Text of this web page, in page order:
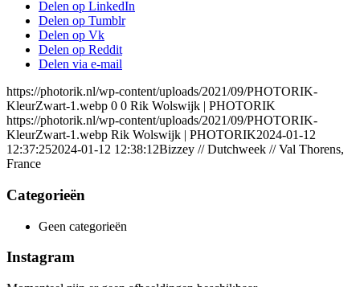
Delen op LinkedIn
Delen op Tumblr
Delen op Vk
Delen op Reddit
Delen via e-mail
https://photorik.nl/wp-content/uploads/2021/09/PHOTORIK-
KleurZwart-1.webp 0 0 Rik Wolswijk | PHOTORIK
https://photorik.nl/wp-content/uploads/2021/09/PHOTORIK-
KleurZwart-1.webp Rik Wolswijk | PHOTORIK2024-01-12
12:37:252024-01-12 12:38:12Bizzey // Dutchweek // Val Thorens,
France
Categorieën
Geen categorieën
Instagram